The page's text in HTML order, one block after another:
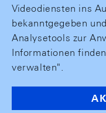
Videodiensten ins
bekanntgegeben
Analysetools zur
Informationen
verwalten".